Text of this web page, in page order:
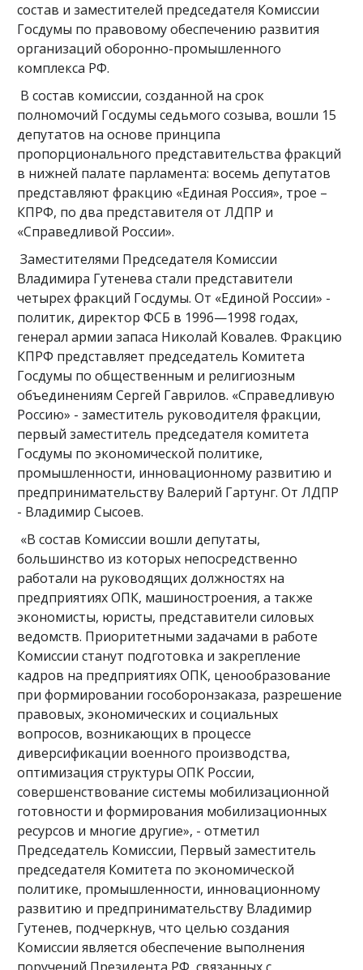
состав и заместителей председателя Комиссии
Госдумы по правовому обеспечению развития
организаций оборонно-промышленного
комплекса РФ.
В состав комиссии, созданной на срок
полномочий Госдумы седьмого созыва, вошли 15
депутатов на основе принципа
пропорционального представительства фракций
в нижней палате парламента: восемь депутатов
представляют фракцию «Единая Россия», трое –
КПРФ, по два представителя от ЛДПР и
«Справедливой России».
Заместителями Председателя Комиссии
Владимира Гутенева стали представители
четырех фракций Госдумы. От «Единой России» -
политик, директор ФСБ в 1996—1998 годах,
генерал армии запаса Николай Ковалев. Фракцию
КПРФ представляет председатель Комитета
Госдумы по общественным и религиозным
объединениям Сергей Гаврилов. «Справедливую
Россию» - заместитель руководителя фракции,
первый заместитель председателя комитета
Госдумы по экономической политике,
промышленности, инновационному развитию и
предпринимательству Валерий Гартунг. От ЛДПР
- Владимир Сысоев.
«В состав Комиссии вошли депутаты,
большинство из которых непосредственно
работали на руководящих должностях на
предприятиях ОПК, машиностроения, а также
экономисты, юристы, представители силовых
ведомств. Приоритетными задачами в работе
Комиссии станут подготовка и закрепление
кадров на предприятиях ОПК, ценообразование
при формировании гособоронзаказа, разрешение
правовых, экономических и социальных
вопросов, возникающих в процессе
диверсификации военного производства,
оптимизация структуры ОПК России,
совершенствование системы мобилизационной
готовности и формирования мобилизационных
ресурсов и многие другие», - отметил
Председатель Комиссии, Первый заместитель
председателя Комитета по экономической
политике, промышленности, инновационному
развитию и предпринимательству Владимир
Гутенев, подчеркнув, что целью создания
Комиссии является обеспечение выполнения